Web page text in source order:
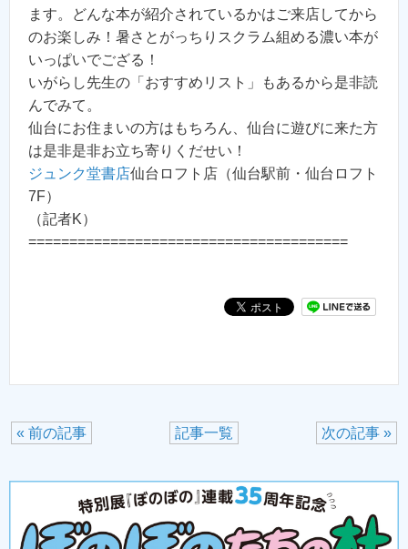
ます。どんな本が紹介されているかはご来店してから
のお楽しみ！暑さとがっちりスクラム組める濃い本が
いっぱいでござる！
いがらし先生の「おすすめリスト」もあるから是非読
んでみて。
仙台にお住まいの方はもちろん、仙台に遊びに来た方
は是非是非お立ち寄りくだせい！
ジュンク堂書店仙台ロフト店（仙台駅前・仙台ロフト
7F）
（記者K）
=======================================
次の記事 »
記事一覧
« 前の記事